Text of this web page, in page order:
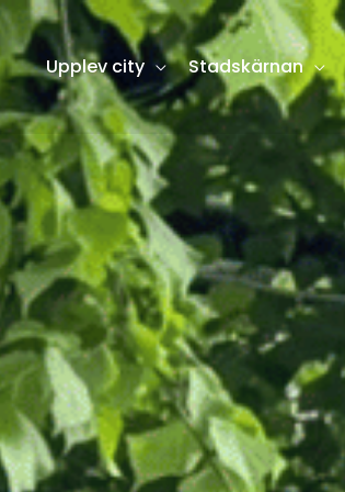
Upplev city Stadskärnan